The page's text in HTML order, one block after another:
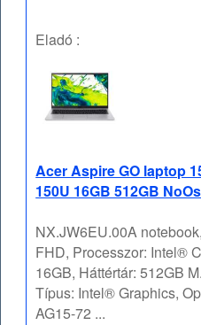
Eladó :
Acer Aspire GO laptop
150U 16GB 512GB
NX.JW6EU.00A
FHD, Processzor: Intel®
16GB, Háttértár: 512GB
Típus: Intel® Graphics,
AG15-72 ...